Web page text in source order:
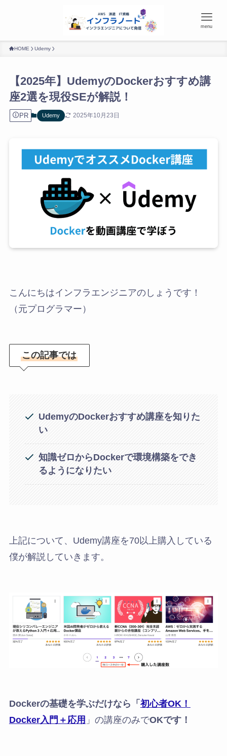
menu
HOME Udemy
【2025年】UdemyのDockerおすすめ講
座2選を現役SEが解説！
PR Udemy 2025年10月23日
こんにちはインフラエンジニアのしょうです！
（元プログラマー）
この記事では
UdemyのDockerおすすめ講座を知りた
い
知識ゼロからDockerで環境構築をでき
るようになりたい
上記について、Udemy講座を70以上購入している
僕が解説していきます。
Dockerの基礎を学ぶだけなら「 初心者OK！
Docker入門＋応用 」の講座のみでOKです！